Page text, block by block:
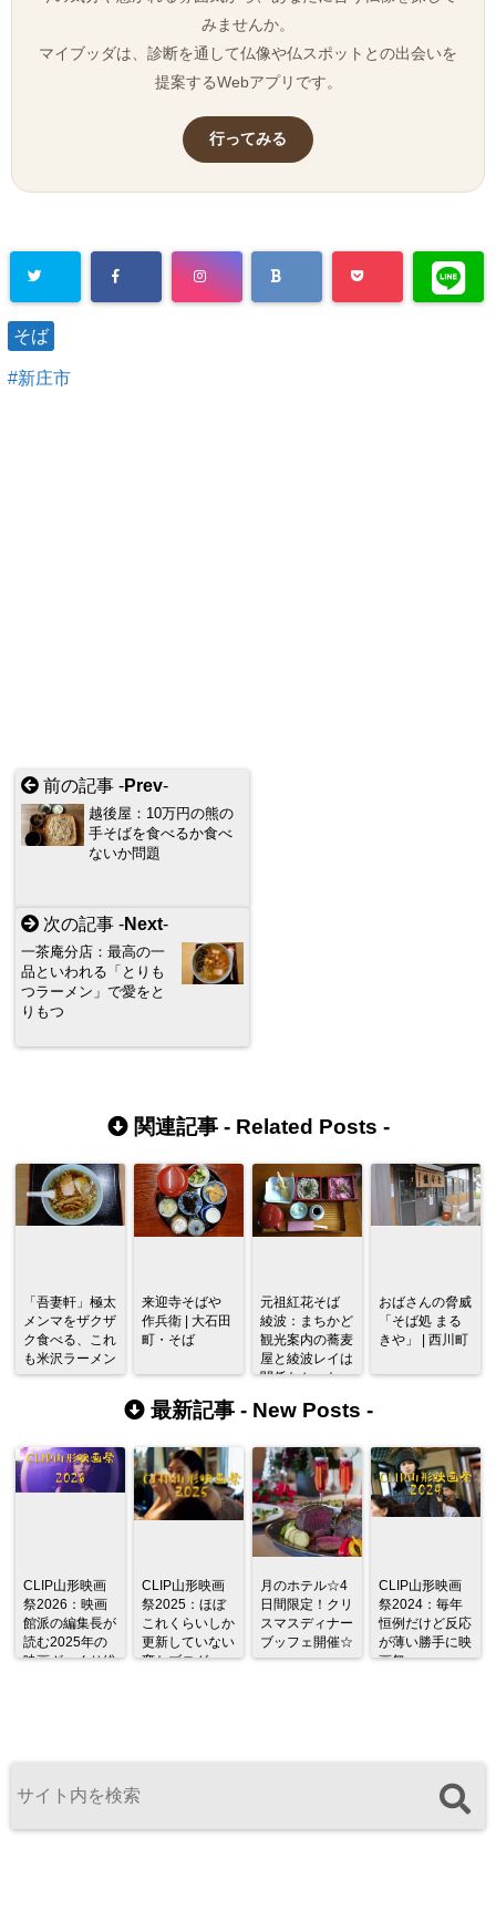
みませんか。
マイブッダは、診断を通して仏像や仏スポットとの出会いを
提案するWebアプリです。
行ってみる
そば
新庄市
前の記事 -Prev-
越後屋：10万円の熊の
手そばを食べるか食べ
ないか問題
次の記事 -Next-
一茶庵分店：最高の一
品といわれる「とりも
つラーメン」で愛をと
りもつ
関連記事 - Related Posts -
「吾妻軒」極太
メンマをザクザ
ク食べる、これ
も米沢ラーメン
来迎寺そばや
作兵衛 | 大石田
町・そば
元祖紅花そば
綾波：まちかど
観光案内の蕎麦
屋と綾波レイは
関係なかった
おばさんの脅威
「そば処 まる
きや」 | 西川町
最新記事 - New Posts -
CLIP山形映画
祭2026：映画
館派の編集長が
読む2025年の
映画ざっくり総
CLIP山形映画
祭2025：ほぼ
これくらいしか
更新していない
変なブログ
月のホテル☆4
日間限定！クリ
スマスディナー
ブッフェ開催☆
CLIP山形映画
祭2024：毎年
恒例だけど反応
が薄い勝手に映
画祭